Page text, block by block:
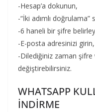
-Hesap’a dokunun,
-“İki adımlı doğrulama”
-6 haneli bir şifre
-E-posta adresinizi
-Dilediğiniz zaman
değiştirebilirsiniz.
WHATSAPP
İNDİRME